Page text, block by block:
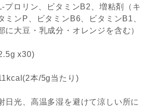
プロリン、ビタミンB2、増粘剤（キ
ミンP、ビタミンB6、ビタミンB1、
に大豆・乳成分・オレンジを含む）
x30)
本/5g当たり)
日光、高温多湿を避けて涼しい所に